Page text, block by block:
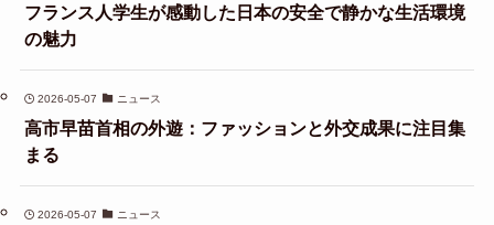
フランス人学生が感動した日本の安全で静かな生活環境
の魅力
2026-05-07 ニュース
高市早苗首相の外遊：ファッションと外交成果に注目集
まる
2026-05-07 ニュース